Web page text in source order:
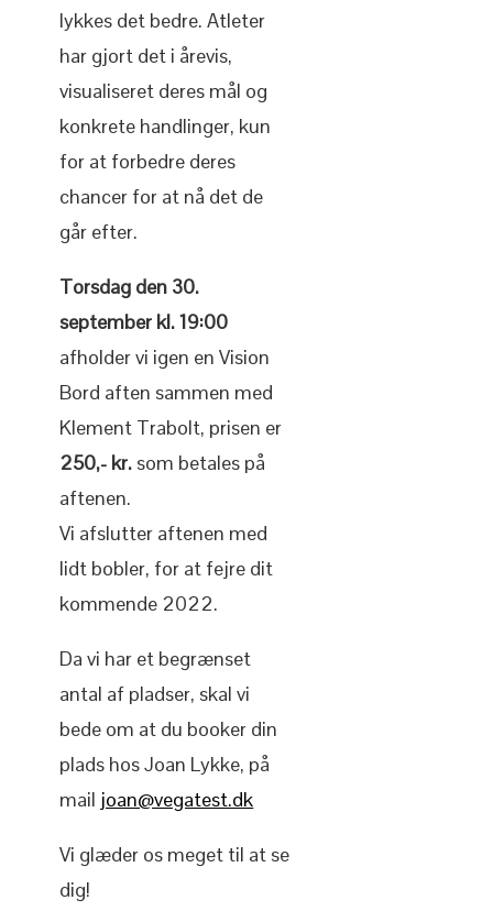
lykkes det bedre. Atleter
har gjort det i årevis,
visualiseret deres mål og
konkrete handlinger, kun
for at forbedre deres
chancer for at nå det de
går efter.
Torsdag den 30.
september kl. 19:00
afholder vi igen en Vision
Bord aften sammen med
Klement Trabolt, prisen er
250,- kr. som betales på
aftenen.
Vi afslutter aftenen med
lidt bobler, for at fejre dit
kommende 2022.
Da vi har et begrænset
antal af pladser, skal vi
bede om at du booker din
plads hos Joan Lykke, på
mail joan@vegatest.dk
Vi glæder os meget til at se
dig!